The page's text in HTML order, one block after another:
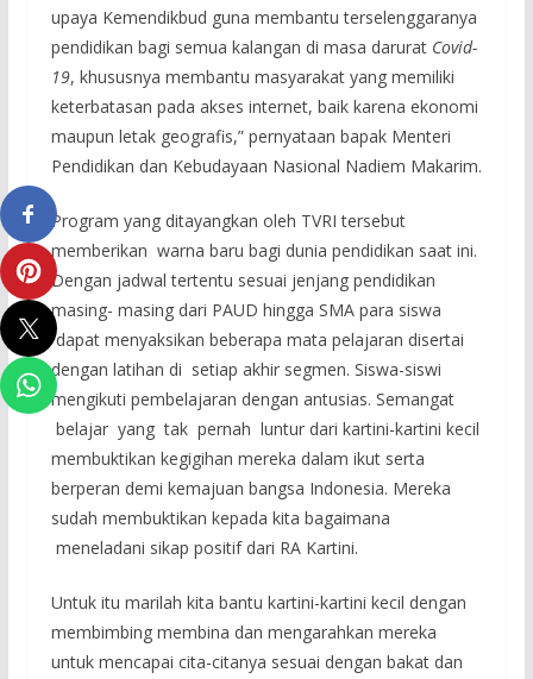
upaya Kemendikbud guna membantu terselenggaranya
pendidikan bagi semua kalangan di masa darurat Covid-
19, khususnya membantu masyarakat yang memiliki
keterbatasan pada akses internet, baik karena ekonomi
maupun letak geografis,” pernyataan bapak Menteri
Pendidikan dan Kebudayaan Nasional Nadiem Makarim.
Program yang ditayangkan oleh TVRI tersebut
memberikan warna baru bagi dunia pendidikan saat ini.
Dengan jadwal tertentu sesuai jenjang pendidikan
masing- masing dari PAUD hingga SMA para siswa
dapat menyaksikan beberapa mata pelajaran disertai
dengan latihan di setiap akhir segmen. Siswa-siswi
mengikuti pembelajaran dengan antusias. Semangat
belajar yang tak pernah luntur dari kartini-kartini kecil
membuktikan kegigihan mereka dalam ikut serta
berperan demi kemajuan bangsa Indonesia. Mereka
sudah membuktikan kepada kita bagaimana
meneladani sikap positif dari RA Kartini.
Untuk itu marilah kita bantu kartini-kartini kecil dengan
membimbing membina dan mengarahkan mereka
untuk mencapai cita-citanya sesuai dengan bakat dan